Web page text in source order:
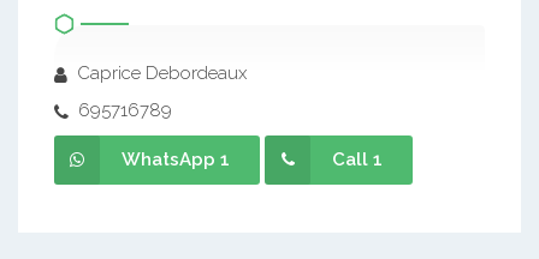
Caprice Debordeaux
695716789
WhatsApp 1 Call 1